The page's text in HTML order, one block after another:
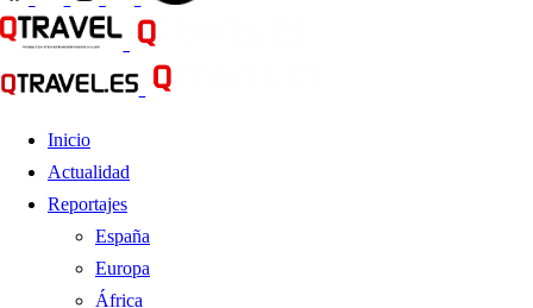
Inicio
Actualidad
Reportajes
España
Europa
África